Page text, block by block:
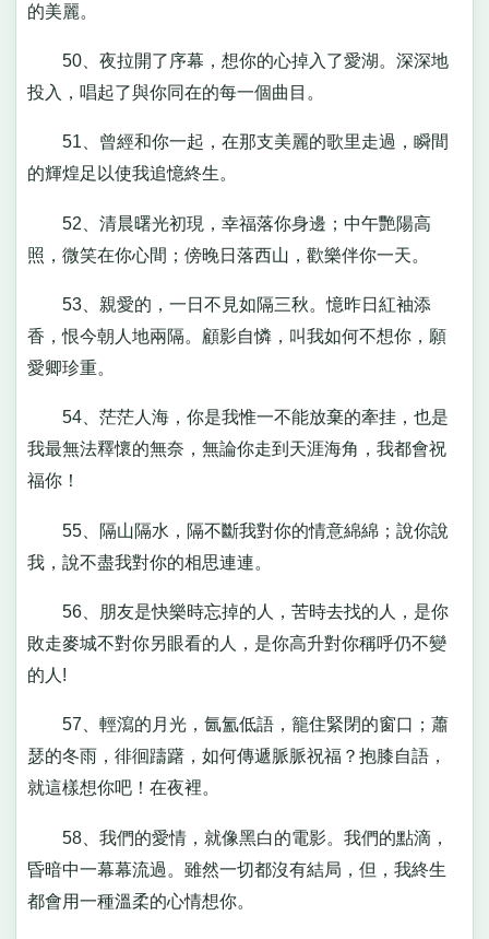
的美麗。
50、夜拉開了序幕，想你的心掉入了愛湖。深深地
投入，唱起了與你同在的每一個曲目。
51、曾經和你一起，在那支美麗的歌里走過，瞬間
的輝煌足以使我追憶終生。
52、清晨曙光初現，幸福落你身邊；中午艷陽高
照，微笑在你心間；傍晚日落西山，歡樂伴你一天。
53、親愛的，一日不見如隔三秋。憶昨日紅袖添
香，恨今朝人地兩隔。顧影自憐，叫我如何不想你，願
愛卿珍重。
54、茫茫人海，你是我惟一不能放棄的牽挂，也是
我最無法釋懷的無奈，無論你走到天涯海角，我都會祝
福你！
55、隔山隔水，隔不斷我對你的情意綿綿；說你說
我，說不盡我對你的相思連連。
56、朋友是快樂時忘掉的人，苦時去找的人，是你
敗走麥城不對你另眼看的人，是你高升對你稱呼仍不變
的人!
57、輕瀉的月光，氤氳低語，籠住緊閉的窗口；蕭
瑟的冬雨，徘徊躊躇，如何傳遞脈脈祝福？抱膝自語，
就這樣想你吧！在夜裡。
58、我們的愛情，就像黑白的電影。我們的點滴，
昏暗中一幕幕流過。雖然一切都沒有結局，但，我終生
都會用一種溫柔的心情想你。